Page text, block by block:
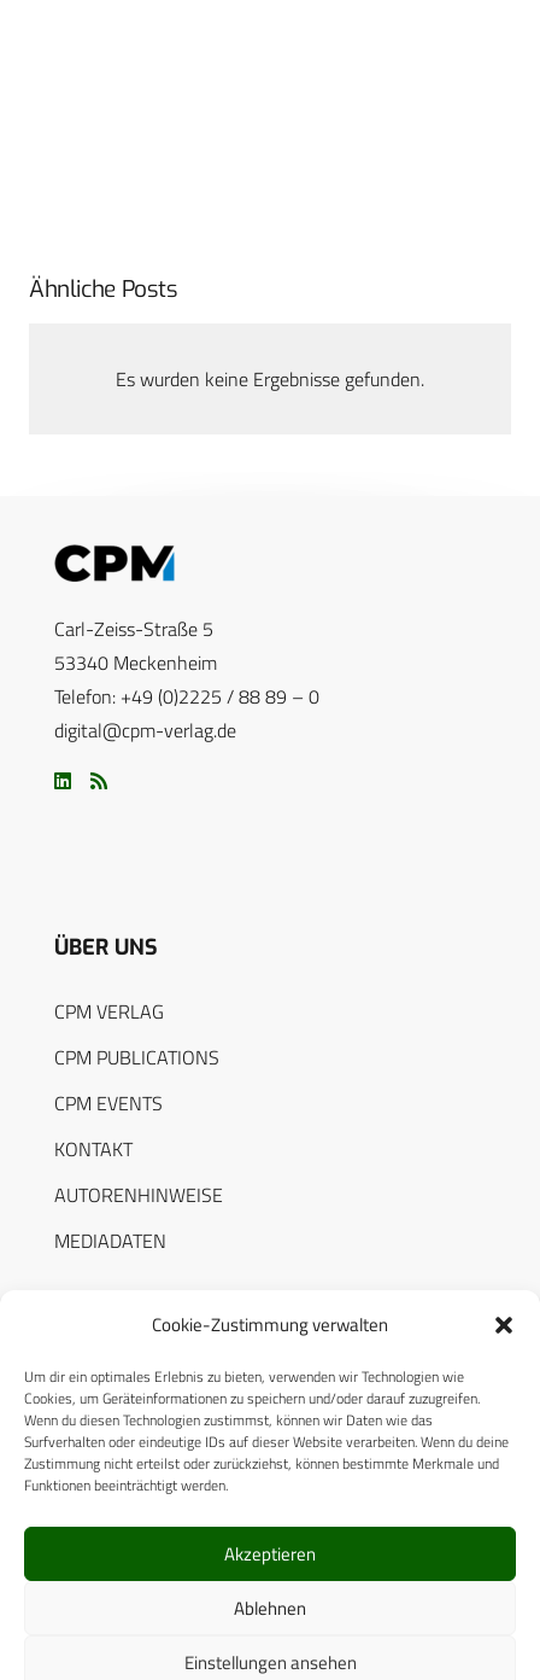
Cookie-Zustimmung verwalten
Um dir ein optimales Erlebnis zu bieten, verwenden wir Technologien wie
Cookies, um Geräteinformationen zu speichern und/oder darauf zuzugreifen.
Wenn du diesen Technologien zustimmst, können wir Daten wie das
Surfverhalten oder eindeutige IDs auf dieser Website verarbeiten. Wenn du deine
Zustimmung nicht erteilst oder zurückziehst, können bestimmte Merkmale und
Funktionen beeinträchtigt werden.
Akzeptieren
Ablehnen
Einstellungen ansehen
Ähnliche Posts
Es wurden keine Ergebnisse gefunden.
Carl-Zeiss-Straße 5
53340 Meckenheim
Telefon: +49 (0)2225 / 88 89 – 0
digital@cpm-verlag.de
ÜBER UNS
CPM VERLAG
CPM PUBLICATIONS
CPM EVENTS
KONTAKT
AUTORENHINWEISE
MEDIADATEN
RECHTLICHES
Datenschutzerklärung
Cookie-Richtlinie (EU)